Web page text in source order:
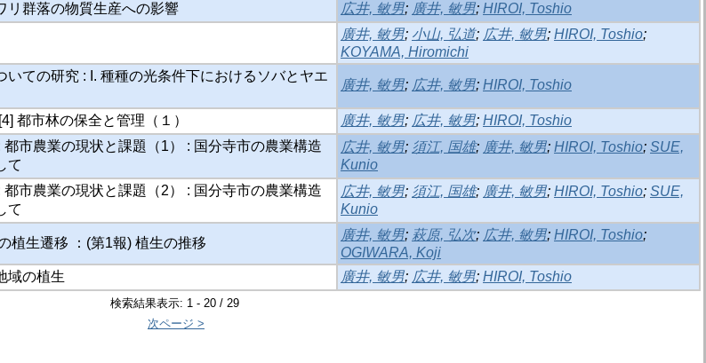
リ群落の物質生産への影響 広井, 敏男; 廣井, 敏男; HIROI, Toshio
廣井, 敏男; 小山, 弘道; 広井, 敏男; HIROI, Toshio;
KOYAMA, Hiromichi
ての研究 : I. 種種の光条件下におけるソバとヤエ
廣井, 敏男; 広井, 敏男; HIROI, Toshio
都市林の保全と管理（１） 廣井, 敏男; 広井, 敏男; HIROI, Toshio
市農業の現状と課題（1） : 国分寺市の農業構造
て
広井, 敏男; 須江, 国雄; 廣井, 敏男; HIROI, Toshio; SUE,
Kunio
市農業の現状と課題（2） : 国分寺市の農業構造
て
広井, 敏男; 須江, 国雄; 廣井, 敏男; HIROI, Toshio; SUE,
Kunio
植生遷移 ：(第1報) 植生の推移
廣井, 敏男; 萩原, 弘次; 広井, 敏男; HIROI, Toshio;
OGIWARA, Koji
域の植生 廣井, 敏男; 広井, 敏男; HIROI, Toshio
検索結果表示: 1 - 20 / 29
次ページ >